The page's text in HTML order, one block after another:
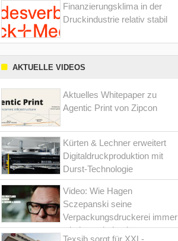
Finanzierungsklima in der
Druckindustrie relativ stabil
AKTUELLE VIDEOS
Aktuelles Whitepaper zu
Agentic Print von Zipcon
Kürten & Lechner erweitert
Digitaldruckproduktion mit
Durst-Technologie
Video: Wie Hagen
Sczepanski seine
Verpackungsdruckerei immer
wieder optimiert hat
Texsib sorgt für XXL-